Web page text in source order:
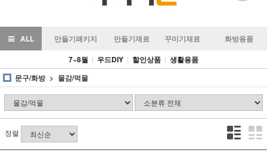
ALL 만들기패키지 만들기재료 꾸미기재료
화방용품
7~8월 | 우드DIY | 할인상품 | 생활용품
문구/화방
물감/먹물
정렬